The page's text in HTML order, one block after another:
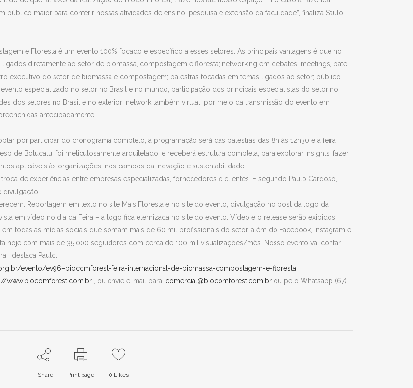
público maior para conferir nossas atividades de ensino, pesquisa e extensão da faculdade”, finaliza Saulo
e Floresta é um evento 100% focado e específico a esses setores. As principais vantagens é que no
diretamente ao setor de biomassa, compostagem e floresta; networking em debates, meetings, bate-
executivo do setor de biomassa e compostagem; palestras focadas em temas ligados ao setor; público
especializado no setor no Brasil e no mundo; participação dos principais especialistas do setor no
dos setores no Brasil e no exterior; network também virtual, por meio da transmissão do evento em
antecipadamente.
por participar do cronograma completo, a programação será das palestras das 8h às 12h30 e a feira
de Botucatu, foi meticulosamente arquitetado, e receberá estrutura completa, para explorar insights, fazer
aplicáveis às organizações, nos campos da inovação e sustentabilidade.
de experiências entre empresas especializadas, fornecedores e clientes. E segundo Paulo Cardoso,
divulgação.
Reportagem em texto no site Mais Floresta e no site do evento, divulgação no post da logo da
em vídeo no dia da Feira – a logo fica eternizada no site do evento. Vídeo e o release serão exibidos
todas as mídias sociais que somam mais de 60 mil profissionais do setor, além do Facebook, Instagram e
hoje com mais de 35.000 seguidores com cerca de 100 mil visualizações/mês. Nosso evento vai contar
destaca Paulo.
evento/ev96–biocomforest-feira-internacional-de-biomassa-compostagem-e-floresta
www.biocomforest.com.br , ou envie e-mail para: comercial@biocomforest.com.br ou pelo Whatsapp (67)
Share Print page 0 Likes